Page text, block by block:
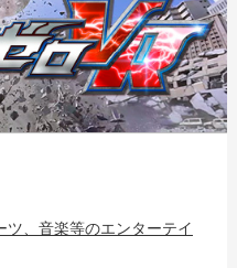
、音楽等のエンターテイ